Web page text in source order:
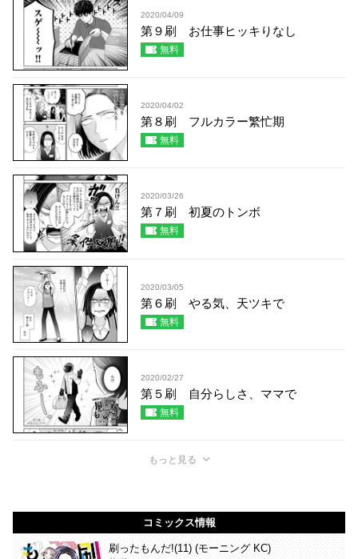
2020/04/09
第９刷 お仕事ヒッキりなし
無料
2020/04/02
第８刷 フルカラー繁忙期
無料
2020/03/26
第７刷 初夏のトンボ
無料
2020/03/05
第６刷 やる気、天ツキで
無料
2020/02/27
第５刷 自分らしさ、ママで
無料
もっと見る
コミックス情報
刷ったもんだ!(11) (モーニング KC)